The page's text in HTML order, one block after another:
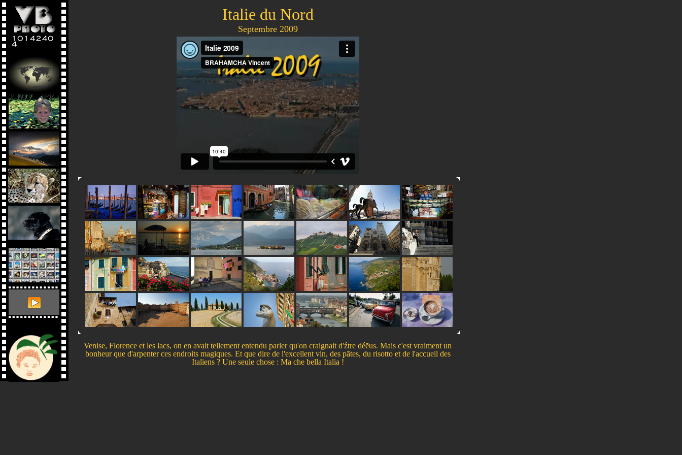
Italie du Nord
Septembre 2009
Venise, Florence et les lacs, on en avait tellement entendu parler qu'on craignait d'źtre déēus. Mais c'est vraiment un
bonheur que d'arpenter ces endroits magiques. Et que dire de l'excellent vin, des pātes, du risotto et de l'accueil des
Italiens ? Une seule chose : Ma che bella Italia !